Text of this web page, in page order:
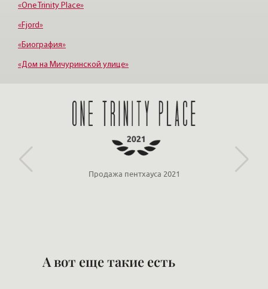
«One Trinity Place»
«Fjord»
«Биография»
«Дом на Мичуринской улице»
Продажа пентхауса 2021
А вот еще такие есть